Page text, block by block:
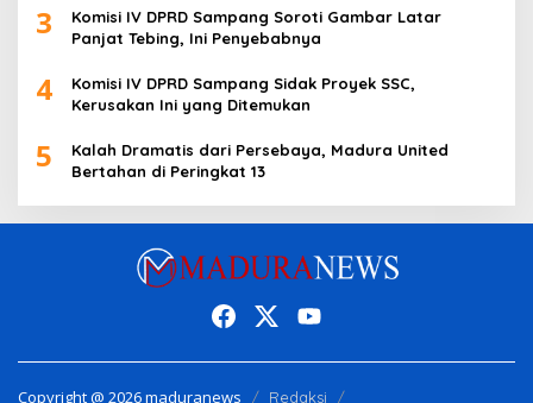
3
Komisi IV DPRD Sampang Soroti Gambar Latar
Panjat Tebing, Ini Penyebabnya
4
Komisi IV DPRD Sampang Sidak Proyek SSC,
Kerusakan Ini yang Ditemukan
5
Kalah Dramatis dari Persebaya, Madura United
Bertahan di Peringkat 13
Copyright @ 2026 maduranews Redaksi